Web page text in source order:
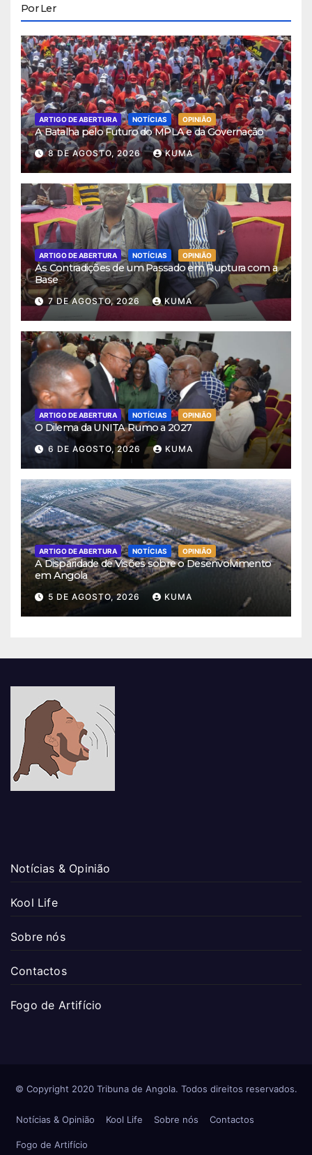
Por Ler
ARTIGO DE ABERTURA NOTÍCIAS OPINIÃO
A Batalha pelo Futuro do MPLA e da Governação
8 DE AGOSTO, 2026 KUMA
ARTIGO DE ABERTURA NOTÍCIAS OPINIÃO
As Contradições de um Passado em Ruptura com a
Base
7 DE AGOSTO, 2026 KUMA
ARTIGO DE ABERTURA NOTÍCIAS OPINIÃO
O Dilema da UNITA Rumo a 2027
6 DE AGOSTO, 2026 KUMA
ARTIGO DE ABERTURA NOTÍCIAS OPINIÃO
A Disparidade de Visões sobre o Desenvolvimento
em Angola
5 DE AGOSTO, 2026 KUMA
Notícias & Opinião
Kool Life
Sobre nós
Contactos
Fogo de Artifício
© Copyright 2020 Tribuna de Angola. Todos direitos reservados.
Notícias & Opinião Kool Life Sobre nós Contactos
Fogo de Artifício